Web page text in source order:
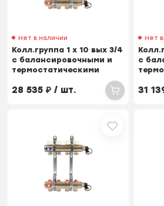
Нет в наличии
Колл.группа 1 х 10 вых 3/4
с балансировочными и
термостатическими
28 535₽ / шт.
Нет
с
31